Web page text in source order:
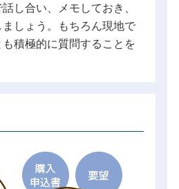
し合い、メモしておき、
しょう。もちろん現地で
積極的に質問することを